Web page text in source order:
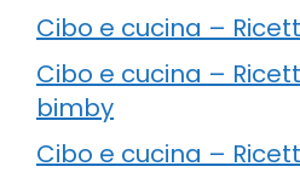
Cibo e cucina –
Cibo e cucina –
bimby
Cibo e cucina –